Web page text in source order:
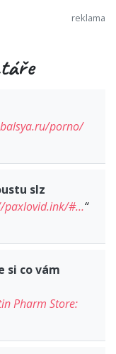
porno/
slz
paxlovid.ink/#…“
si co vám
Pharm Store: